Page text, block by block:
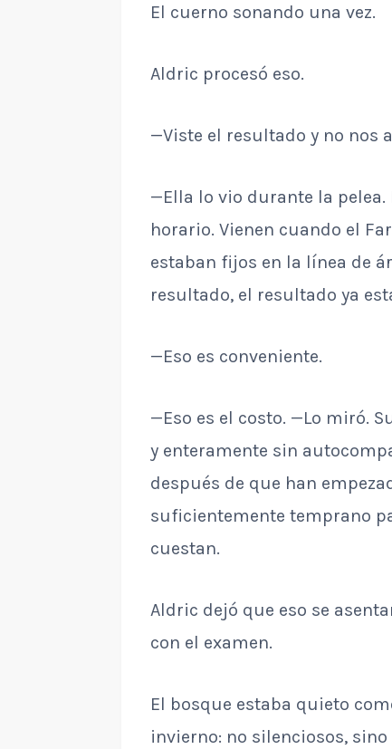
El cuerno sonando una vez.
Aldric procesó eso.
—Viste el resultado y no nos
—Ella lo vio durante la pelea.
horario. Vienen cuando el
estaban fijos en la línea de
resultado, el resultado ya
—Eso es conveniente.
—Eso es el costo. —Lo miró.
y enteramente sin
después de que han
suficientemente temprano
cuestan.
Aldric dejó que eso se
con el examen.
El bosque estaba quieto
invierno: no silenciosos,